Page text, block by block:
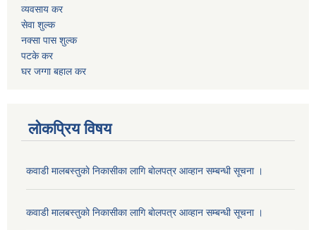
व्यवसाय कर
सेवा शुल्क
नक्सा पास शुल्क
पटके कर
घर जग्गा बहाल कर
लोकप्रिय विषय
कवाडी मालबस्तुकाे निकासीका लागि बाेलपत्र आव्हान सम्बन्धी सूचना ।
कवाडी मालबस्तुकाे निकासीका लागि बाेलपत्र आव्हान सम्बन्धी सूचना ।